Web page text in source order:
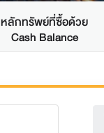
หลักทรัพย์ที่ซื้อด้วย
Cash Balance